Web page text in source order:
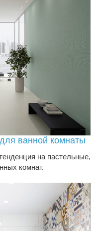
ванной комнаты
на пастельные,
комнат.